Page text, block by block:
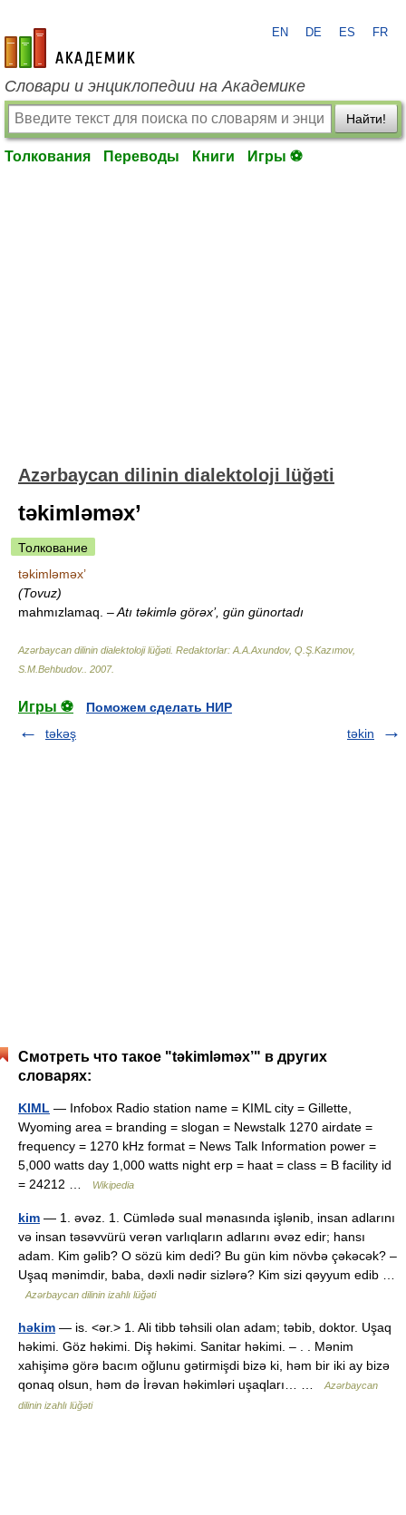
academic.ru
EN DE ES FR
Словари и энциклопедии на Академике
Найти!
Толкования Переводы Книги Игры ⚽
Azərbaycan dilinin dialektoloji lüğəti
təkimləməx’
Толкование
təkimləməx’
(Tovuz)
mahmızlamaq. – Atı təkimlə görəx’, gün günortadı
Azərbaycan dilinin dialektoloji lüğəti. Redaktorlar: A.A.Axundov, Q.Ş.Kazımov,
S.M.Behbudov.
2007.
Игры ⚽
Поможем сделать НИР
təkəş
təkin
Смотреть что такое "təkimləməx’" в других
словарях:
KIML — Infobox Radio station name = KIML city = Gillette,
Wyoming area = branding = slogan = Newstalk 1270 airdate =
frequency = 1270 kHz format = News Talk Information power =
5,000 watts day 1,000 watts night erp = haat = class = B facility id
= 24212 …
Wikipedia
kim — 1. əvəz. 1. Cümlədə sual mənasında işlənib, insan adlarını
və insan təsəvvürü verən varlıqların adlarını əvəz edir; hansı
adam. Kim gəlib? O sözü kim dedi? Bu gün kim növbə çəkəcək? –
Uşaq mənimdir, baba, dəxli nədir sizlərə? Kim sizi qəyyum edib …
Azərbaycan dilinin izahlı lüğəti
həkim — is. <ər.> 1. Ali tibb təhsili olan adam; təbib, doktor. Uşaq
həkimi. Göz həkimi. Diş həkimi. Sanitar həkimi. – . . Mənim
xahişimə görə bacım oğlunu gətirmişdi bizə ki, həm bir iki ay bizə
qonaq olsun, həm də İrəvan həkimləri uşaqları… …
Azərbaycan
dilinin izahlı lüğəti